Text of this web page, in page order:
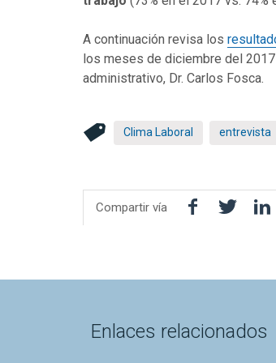
A continuación revisa los
los meses de diciembre del
administrativo, Dr. Carlos Fosca.
Clima Laboral entrevista
Compartir vía FacebookTwitter
Enlaces relacionados